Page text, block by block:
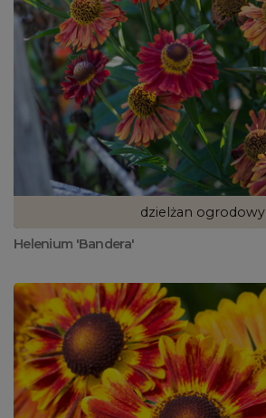
dzielżan ogrodowy
Helenium 'Bandera'